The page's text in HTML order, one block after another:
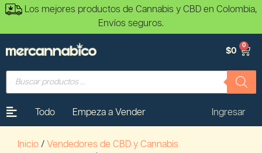
Los mejores productos de Cannabis y CBD en Colombia,
Envíos seguros.
$0
0
Todo Empeza a Vender Ingresar
Inicio / Vendedores de CBD y Cannabis